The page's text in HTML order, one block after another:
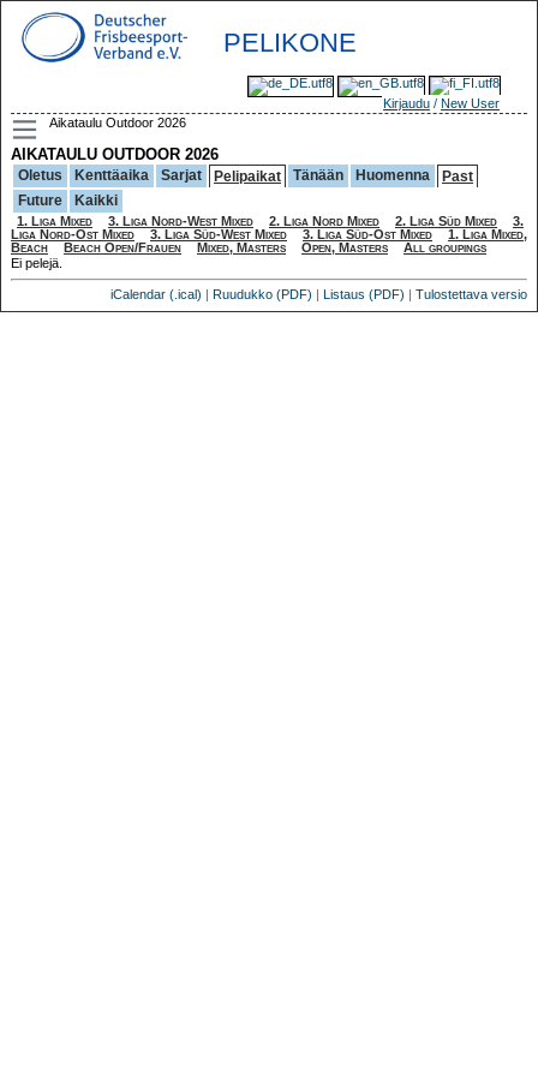
PELIKONE
Kirjaudu / New User
Aikataulu Outdoor 2026
AIKATAULU OUTDOOR 2026
Oletus Kenttäaika Sarjat Pelipaikat Tänään Huomenna
Past
Future
Kaikki
1. Liga Mixed 3. Liga Nord-West Mixed 2. Liga Nord Mixed 2. Liga Süd Mixed
3.
Liga Nord-Ost Mixed
3. Liga Süd-West Mixed 3. Liga Süd-Ost Mixed
1. Liga Mixed,
Beach
Beach Open/Frauen Mixed, Masters Open, Masters
All groupings
Ei pelejä.
iCalendar (.ical) | Ruudukko (PDF) | Listaus (PDF) | Tulostettava versio